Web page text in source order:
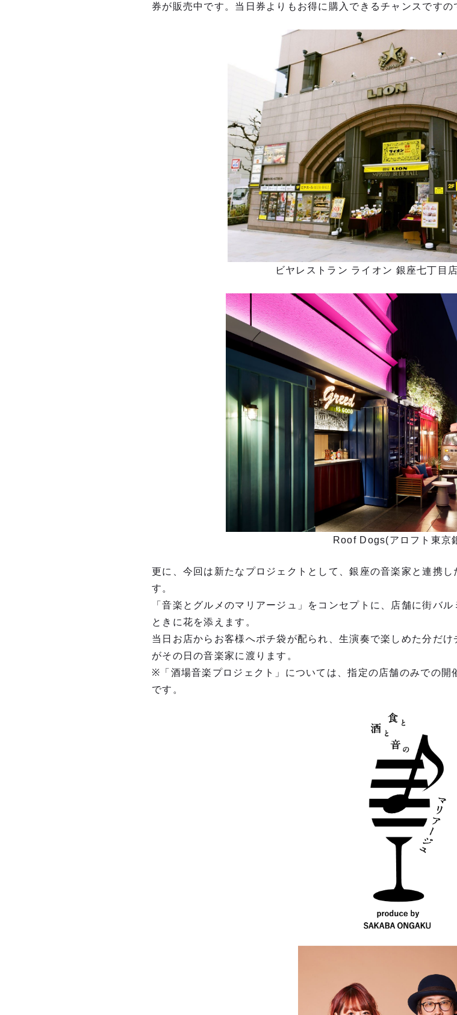
券が販売中です。当⽇券よりもお得に購⼊できるチャンスですの
ビヤレストラン ライオン 銀座七丁⽬
Roof Dogs(アロフト東京
更に、今回は新たなプロジェクトとして、銀座の⾳楽家と連携
す。
「⾳楽とグルメのマリアージュ」をコンセプトに、店舗に街バ
ときに花を添えます。
当⽇お店からお客様へポチ袋が配られ、⽣演奏で楽しめた分だ
がその⽇の⾳楽家に渡ります。
※「酒場⾳楽プロジェクト」については、指定の店舗のみでの開
です。